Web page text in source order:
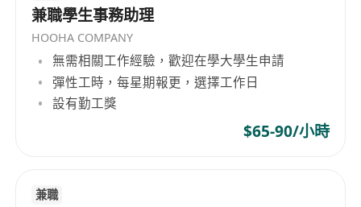
可優惠享用公司的課程及設施。
家人亦可享有公司課程服務之折扣。
每月享有六天例假。
兼職學生事務助理
HOOHA COMPANY
無需相關工作經驗，歡迎在學大學生申請
彈性工時，每星期報更，選擇工作日
設有勤工獎
$65-90/小時
兼職